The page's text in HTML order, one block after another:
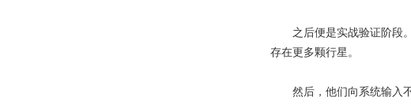
之后便是实战验证阶段。
存在更多颗行星。
然后，他们向系统输入不